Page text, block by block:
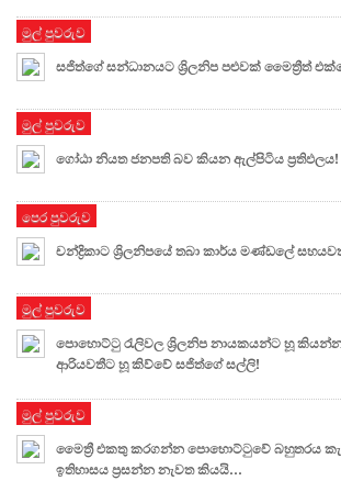
මුල් පුවරුව
සජිත්ගේ සන්ධානයට ශ්‍රිලනිප පළුවක් මෛත්‍රීත්
මුල් පුවරුව
ගෝඨා නියත ජනපති බව කියන ඇල්පිටිය
පෙර පුවරුව
චන්ද්‍රිකාට ශ්‍රිලනිපයේ තබා කාර්ය මණ්ඩලේ
මුල් පුවරුව
පොහොට්ටු රැලිවල ශ්‍රිලනිප නායකයන්ට හූ
ආරියවතීට හූ කිව්වේ සජිත්ගේ සල්ලි!
මුල් පුවරුව
මෛත්‍රී එකතු කරගන්න පොහොට්ටුවේ බහුතරය
ඉතිහාසය ප්‍රසන්න නැවත කියයි…